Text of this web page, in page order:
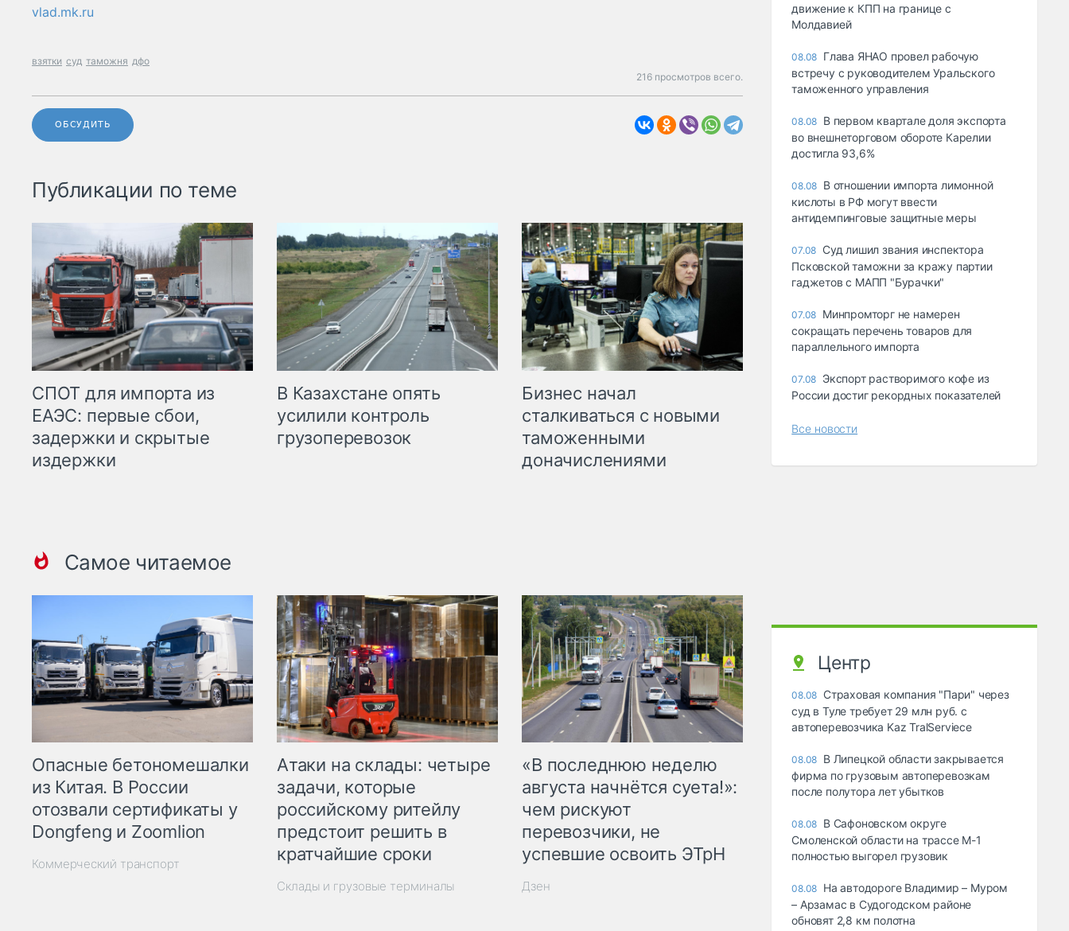
vlad.mk.ru
взятки суд таможня дфо
216 просмотров всего.
ОБСУДИТЬ
Публикации по теме
СПОТ для импорта из
ЕАЭС: первые сбои,
задержки и скрытые
издержки
В Казахстане опять
усилили контроль
грузоперевозок
Бизнес начал
сталкиваться с новыми
таможенными
доначислениями
Самое читаемое
Опасные бетономешалки
из Китая. В России
отозвали сертификаты у
Dongfeng и Zoomlion
Коммерческий транспорт
Атаки на склады: четыре
задачи, которые
российскому ритейлу
предстоит решить в
кратчайшие сроки
Склады и грузовые терминалы
«В последнюю неделю
августа начнётся суета!»:
чем рискуют
перевозчики, не
успевшие освоить ЭТрН
Дзен
движение к КПП на границе с
Молдавией
08.08 Глава ЯНАО провел рабочую
встречу с руководителем Уральского
таможенного управления
08.08 В первом квартале доля экспорта
во внешнеторговом обороте Карелии
достигла 93,6%
08.08 В отношении импорта лимонной
кислоты в РФ могут ввести
антидемпинговые защитные меры
07.08 Суд лишил звания инспектора
Псковской таможни за кражу партии
гаджетов с МАПП "Бурачки"
07.08 Минпромторг не намерен
сокращать перечень товаров для
параллельного импорта
07.08 Экспорт растворимого кофе из
России достиг рекордных показателей
Все новости
Центр
08.08 Страховая компания "Пари" через
суд в Туле требует 29 млн руб. с
автоперевозчика Kaz TralServiece
08.08 В Липецкой области закрывается
фирма по грузовым автоперевозкам
после полутора лет убытков
08.08 В Сафоновском округе
Смоленской области на трассе М-1
полностью выгорел грузовик
08.08 На автодороге Владимир – Муром
– Арзамас в Судогодском районе
обновят 2,8 км полотна